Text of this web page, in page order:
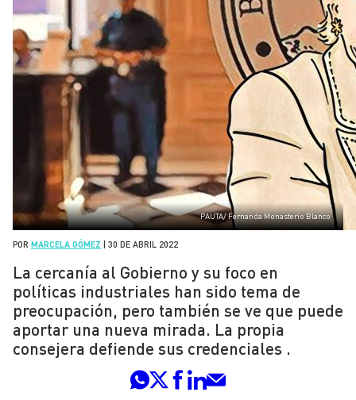
PAUTA/ Fernanda Monasterio Blanco
POR MARCELA GÓMEZ 30 DE ABRIL 2022
La cercanía al Gobierno y su foco en
políticas industriales han sido tema de
preocupación, pero también se ve que puede
aportar una nueva mirada. La propia
consejera defiende sus credenciales .